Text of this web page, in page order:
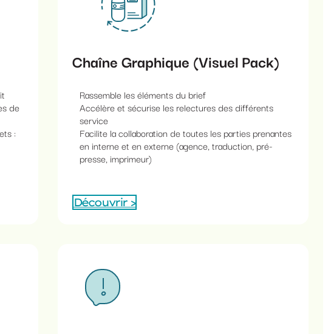
de
:
Chaîne Graphique (Visuel Pack)
Rassemble les éléments du brief
Accélère et sécurise les relectures des différents
service
Facilite la collaboration de toutes les parties prenantes
en interne et en externe (agence, traduction, pré-
presse, imprimeur)
Découvrir >